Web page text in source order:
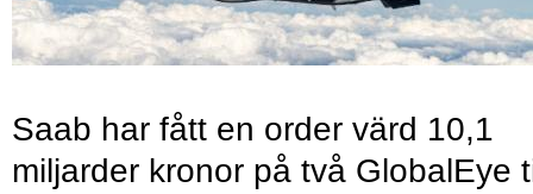
Saab har fått en order värd 10,1
miljarder kronor på två GlobalEye